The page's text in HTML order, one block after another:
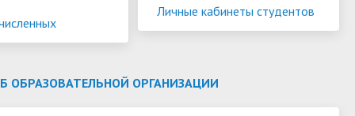
Личные кабинеты студентов
ОБРАЗОВАТЕЛЬНОЙ ОРГАНИЗАЦИИ